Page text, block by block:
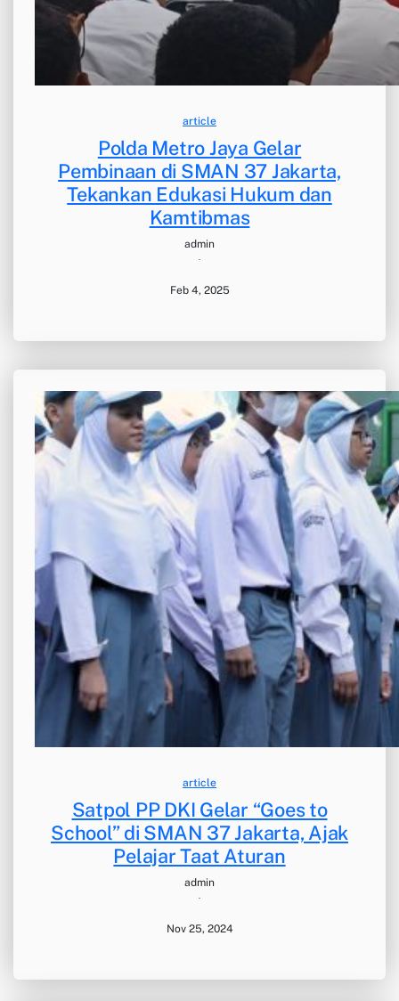
article
Polda Metro Jaya Gelar
Pembinaan di SMAN 37 Jakarta,
Tekankan Edukasi Hukum dan
Kamtibmas
admin
·
Feb 4, 2025
article
Satpol PP DKI Gelar “Goes to
School” di SMAN 37 Jakarta, Ajak
Pelajar Taat Aturan
admin
·
Nov 25, 2024